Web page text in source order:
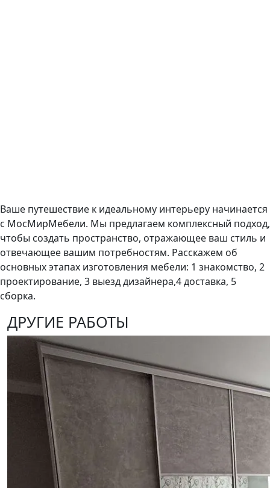
Ваше путешествие к идеальному интерьеру начинается
с МосМирМебели. Мы предлагаем комплексный подход,
чтобы создать пространство, отражающее ваш стиль и
отвечающее вашим потребностям. Расскажем об
основных этапах изготовления мебели: 1 знакомство, 2
проектирование, 3 выезд дизайнера,4 доставка, 5
сборка.
ДРУГИЕ РАБОТЫ